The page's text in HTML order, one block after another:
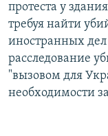
протеста у
требуя найти
иностранных
расследование
"вызовом для
необходимости